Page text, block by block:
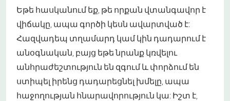
Եթե հասկանում եք, թե որքան վտանգավոր է
վիճակը, ապա գործի կեսն ավարտված է:
Հազվադեպ տղամարդ կամ կին դադարում է
անօգնական, բայց եթե նրանք կռվելու
անհրաժեշտություն են զգում և փորձում են
ստիպել իրենց դադարեցնել խմելը, ապա
հաջողության հնարավորություն կա: Իշտ է,